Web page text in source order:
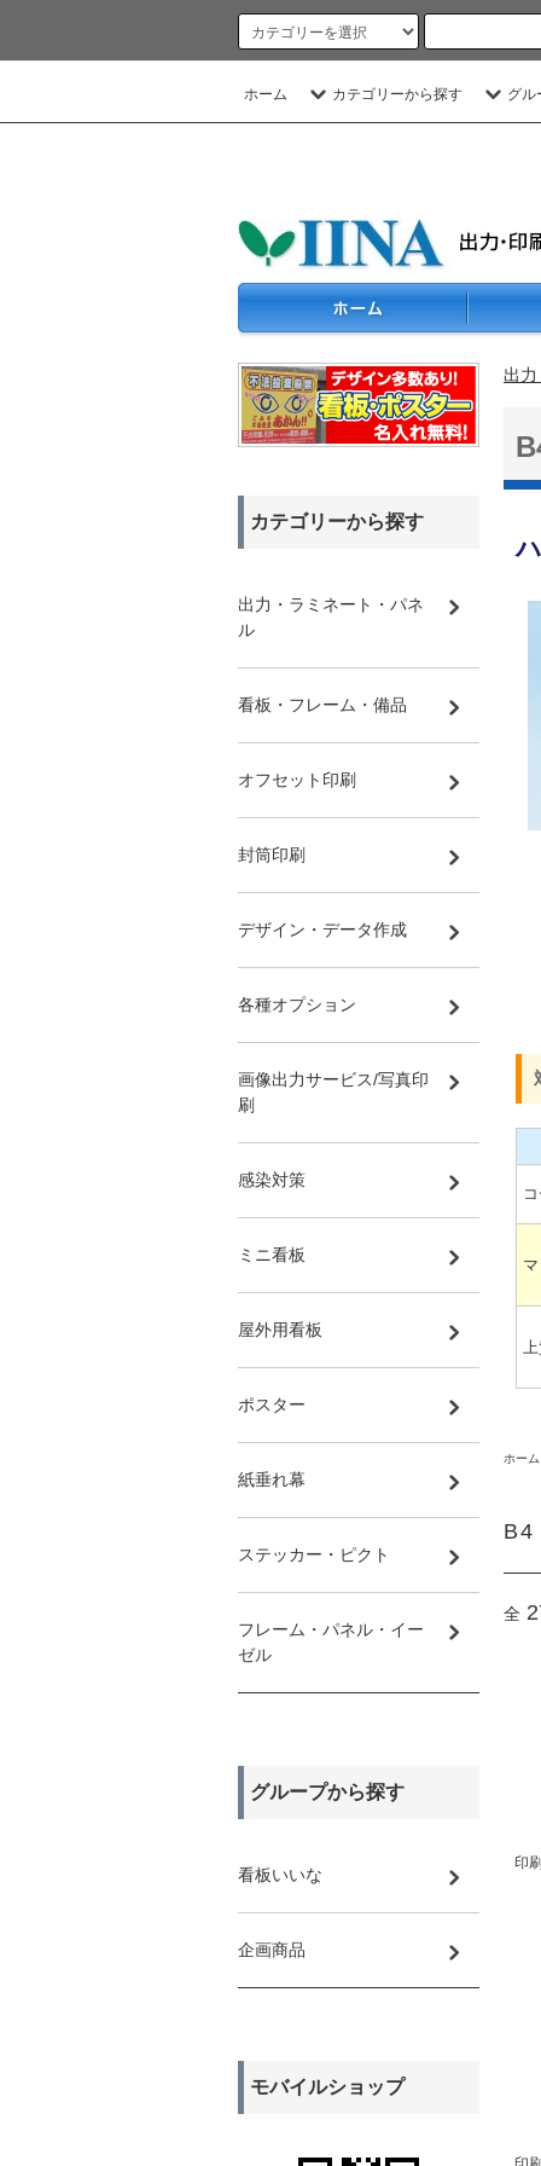
ホーム カテゴリーから探す グル
出
ホーム
B4
全
印
カテゴリーから探す
出力・ラミネート・パネ
ル
看板・フレーム・備品
オフセット印刷
封筒印刷
デザイン・データ作成
各種オプション
画像出力サービス/写真印
刷
感染対策
ミニ看板
屋外用看板
ポスター
紙垂れ幕
ステッカー・ピクト
フレーム・パネル・イー
ゼル
グループから探す
看板いいな
企画商品
モバイルショップ